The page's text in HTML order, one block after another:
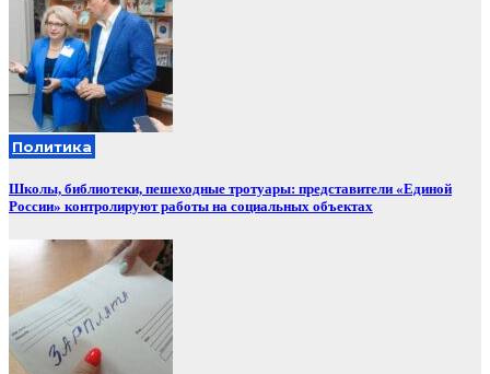
Политика
Школы, библиотеки, пешеходные тротуары: представители «Единой
России» контролируют работы на социальных объектах